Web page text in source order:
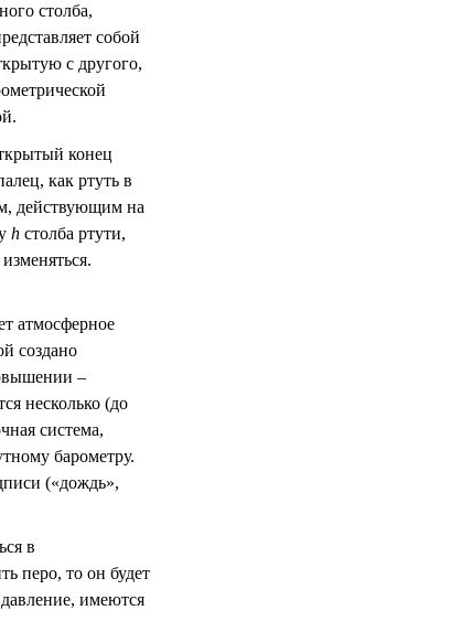
столба,
собой
с другого,
конец
как ртуть в
действующим на
h столба ртути,
атмосферное
создано
–
несколько (до
система,
барометру.
(«дождь»,
в
перо, то он будет
имеются